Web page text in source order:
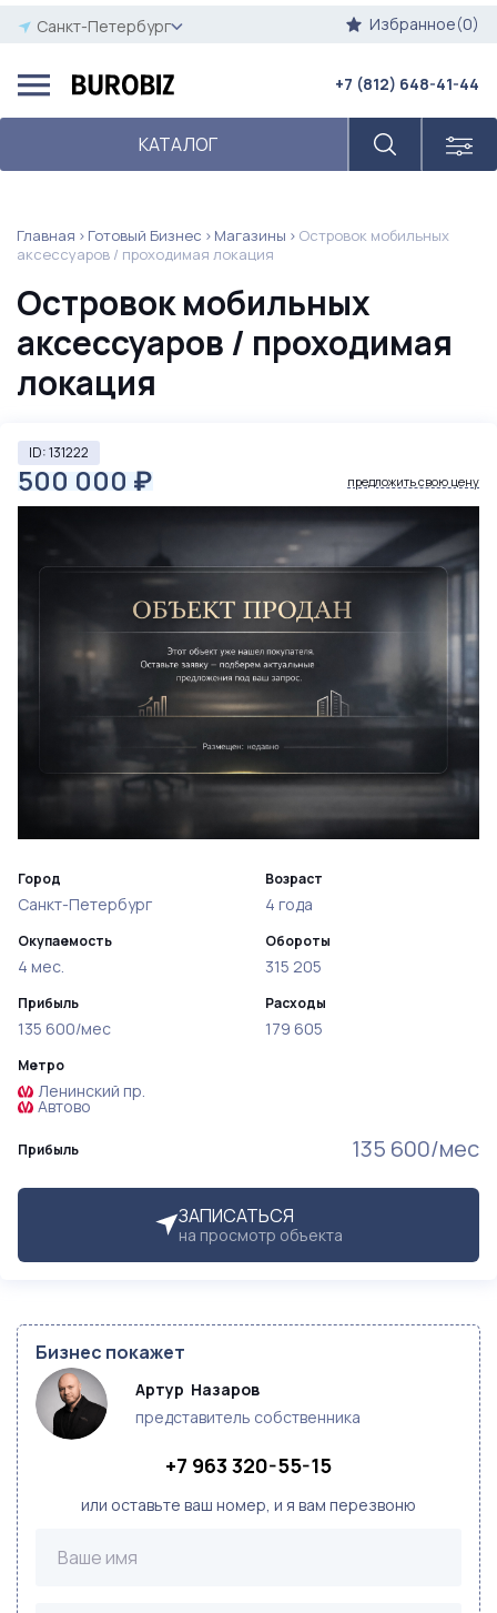
Санкт-Петербург Избранное(0)
КАТАЛОГ
+7 (812) 648-41-44
Главная Готовый Бизнес Магазины
Островок мобильных
аксессуаров / проходимая локация
Островок мобильных
аксессуаров / проходимая
локация
ID: 131222
500 000 ₽ предложить свою цену
Прибыль 135 600/мес
ЗАПИСАТЬСЯ
на просмотр объекта
Город
Санкт-Петербург
Окупаемость
4 мес.
Прибыль
135 600/мес
Возраст
4 года
Обороты
315 205
Расходы
179 605
Метро
Ленинский пр.
Автово
Бизнес покажет
Артур  Назаров
представитель собственника
+7 963 320-55-15
или оставьте ваш номер, и я вам перезвоню